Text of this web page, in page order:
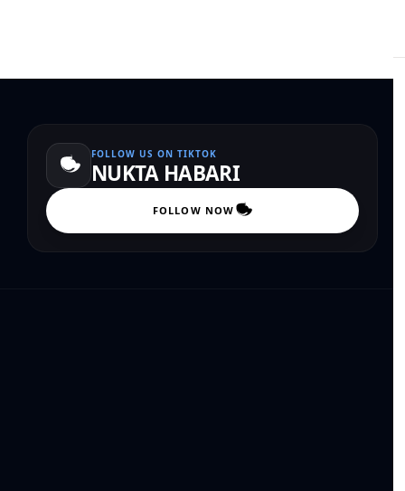
FOLLOW US ON TIKTOK
NUKTA HABARI
FOLLOW NOW